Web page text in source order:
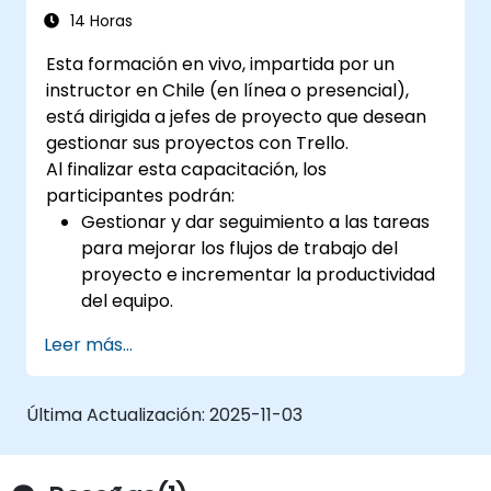
14 Horas
Esta formación en vivo, impartida por un
instructor en Chile (en línea o presencial),
está dirigida a jefes de proyecto que desean
gestionar sus proyectos con Trello.
Al finalizar esta capacitación, los
participantes podrán:
Gestionar y dar seguimiento a las tareas
para mejorar los flujos de trabajo del
proyecto e incrementar la productividad
del equipo.
incluidas en la versión estándar de Trello,
útiles para el seguimiento del progreso de
proyectos complejos.
Leer más...
Última Actualización: 2025-11-03